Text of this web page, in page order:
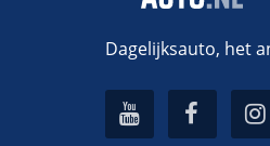
Dagelijksauto, het